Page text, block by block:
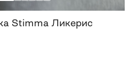
Stimma Ликерис